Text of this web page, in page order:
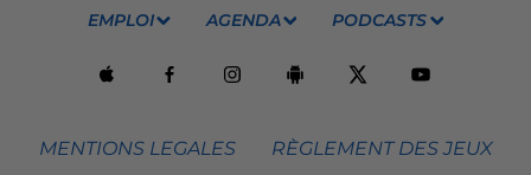
EMPLOI AGENDA PODCASTS
MENTIONS LEGALES RÈGLEMENT DES JEUX